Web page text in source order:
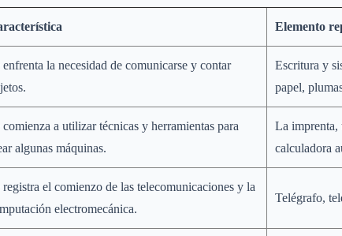
Elemento
enfrenta la necesidad de comunicarse y contar
Escritura y
papel,
comienza a utilizar técnicas y herramientas para
algunas máquinas.
La imprenta,
calculadora
registra el comienzo de las telecomunicaciones y la
electromecánica.
Telégrafo,